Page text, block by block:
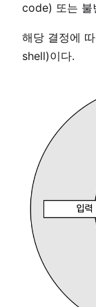
code) 또는 불
해당 결정에
shell)이다.